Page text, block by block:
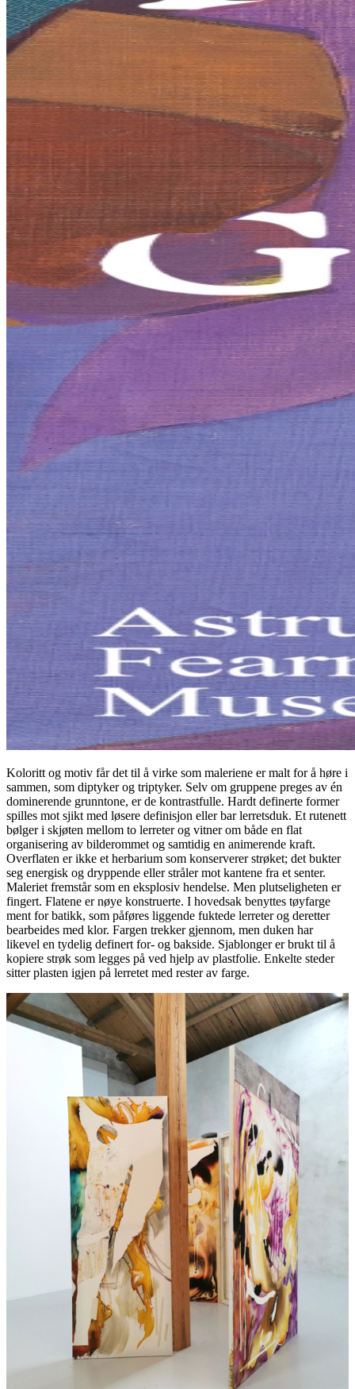
Koloritt og motiv får det til å virke som maleriene er malt for å høre i
sammen, som diptyker og triptyker. Selv om gruppene preges av én
dominerende grunntone, er de kontrastfulle. Hardt definerte former
spilles mot sjikt med løsere definisjon eller bar lerretsduk. Et rutenett
bølger i skjøten mellom to lerreter og vitner om både en flat
organisering av bilderommet og samtidig en animerende kraft.
Overflaten er ikke et herbarium som konserverer strøket; det bukter
seg energisk og dryppende eller stråler mot kantene fra et senter.
Maleriet fremstår som en eksplosiv hendelse. Men plutseligheten er
fingert. Flatene er nøye konstruerte. I hovedsak benyttes tøyfarge
ment for batikk, som påføres liggende fuktede lerreter og deretter
bearbeides med klor. Fargen trekker gjennom, men duken har
likevel en tydelig definert for- og bakside. Sjablonger er brukt til å
kopiere strøk som legges på ved hjelp av plastfolie. Enkelte steder
sitter plasten igjen på lerretet med rester av farge.